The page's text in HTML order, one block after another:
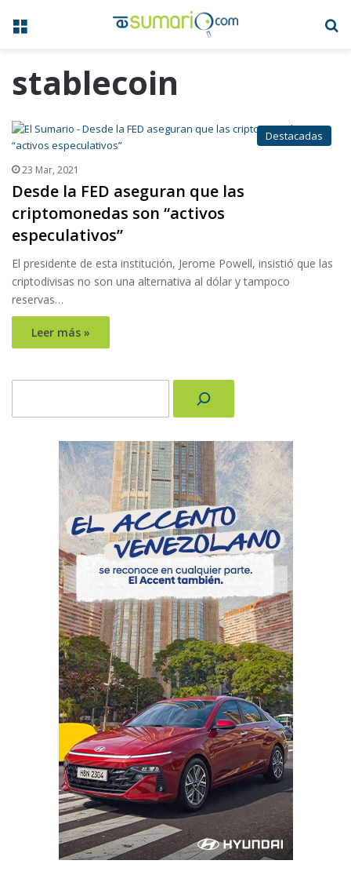
Menú
stablecoin
Destacadas
23 Mar, 2021
Desde la FED aseguran que las
criptomonedas son “activos
especulativos”
El presidente de esta institución, Jerome Powell, insistió que las
criptodivisas no son una alternativa al dólar y tampoco
reservas…
Leer más »